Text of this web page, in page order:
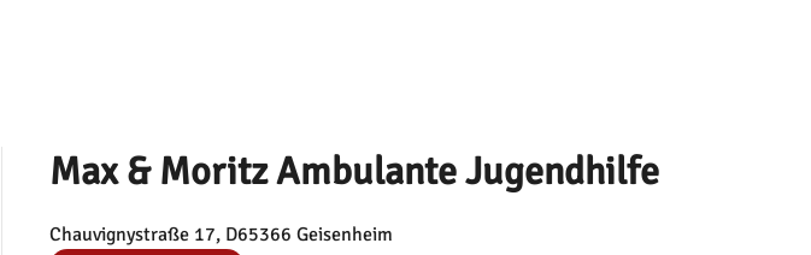
Max & Moritz Ambulante Jugendhilfe
Chauvignystraße 17, D65366 Geisenheim